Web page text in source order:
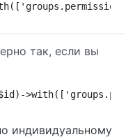
так, если вы
индивидуальному